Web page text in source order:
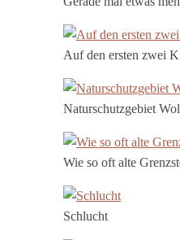
Auf den ersten zwei
Naturschutzgebiet
Wie so oft alte
Schlucht